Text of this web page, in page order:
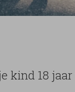
kind 18